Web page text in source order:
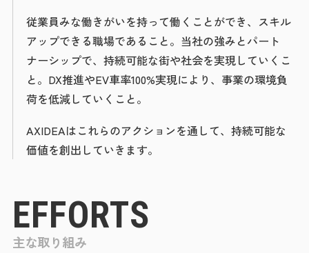
先輩社員の声
数字で見るAXIDEA
キャリアパス
募集要項
従業員みな働きがいを持って働くことができ、スキル
アップできる職場であること。当社の強みとパート
ナーシップで、持続可能な街や社会を実現していくこ
と。DX推進やEV車率100%実現により、事業の環境負
荷を低減していくこと。
AXIDEAはこれらのアクションを通して、持続可能な
価値を創出していきます。
EFFORTS
主な取り組み